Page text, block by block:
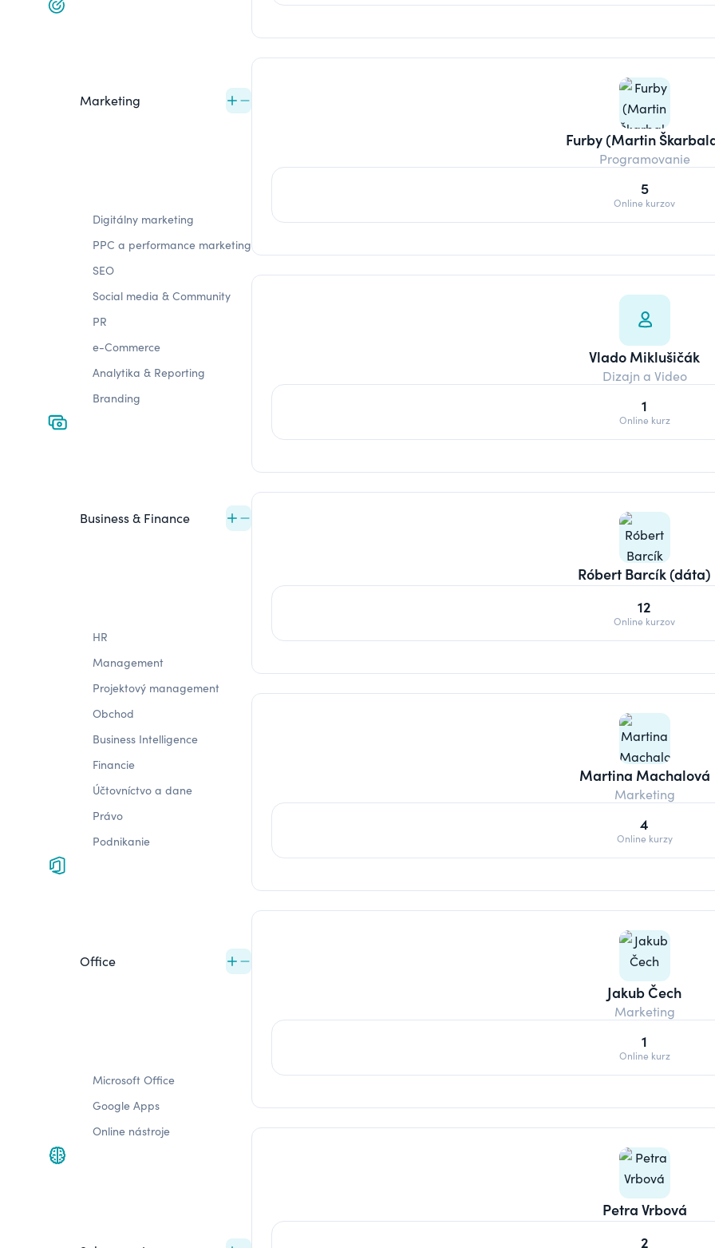
Marketing
Digitálny marketing
PPC a performance marketing
SEO
Social media & Community
PR
e-Commerce
Analytika & Reporting
Branding
Business & Finance
HR
Management
Projektový management
Obchod
Business Intelligence
Financie
Účtovníctvo a dane
Právo
Podnikanie
Office
Microsoft Office
Google Apps
Online nástroje
Furby (Martin
Programovanie
5
Online kurzov
Vlado Miklušičák
Dizajn a Video
1
Online kurz
Róbert Barcík (dáta)
12
Online kurzov
Martina Machalová
Marketing
4
Online kurzy
Jakub Čech
Marketing
1
Online kurz
Petra Vrbová
2